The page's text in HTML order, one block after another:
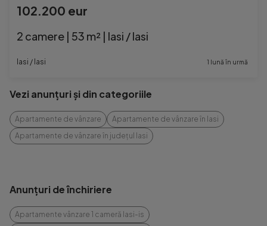
102.200 eur
2 camere | 53 m² | Iasi / Iasi
Iasi / Iasi 1 lună în urmă
Vezi anunțuri și din categoriile
Apartamente de vânzare
Apartamente de vânzare în Iasi
Apartamente de vânzare în județul Iasi
Anunțuri de închiriere
Apartamente vânzare 1 cameră Iasi-is